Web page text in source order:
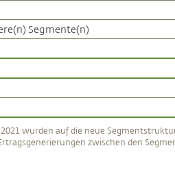
Segmente(n)
2021 wurden auf die neue
zwischen den